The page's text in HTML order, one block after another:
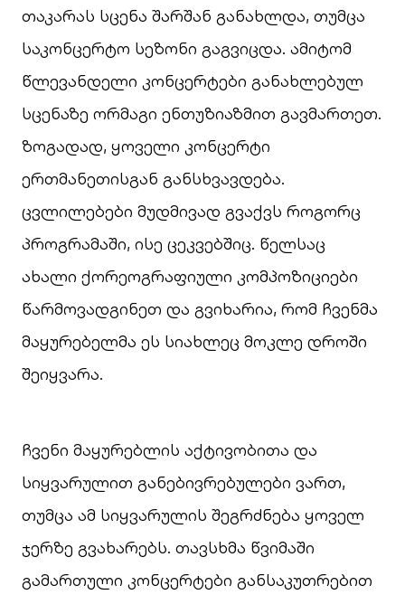
თაკარას სცენა შარშან განახლდა, თუმცა
საკონცერტო სეზონი გაგვიცდა. ამიტომ
წლევანდელი კონცერტები განახლებულ
სცენაზე ორმაგი ენთუზიაზმით გავმართეთ.
ზოგადად, ყოველი კონცერტი
ერთმანეთისგან განსხვავდება.
ცვლილებები მუდმივად გვაქვს როგორც
პროგრამაში, ისე ცეკვებშიც. წელსაც
ახალი ქორეოგრაფიული კომპოზიციები
წარმოვადგინეთ და გვიხარია, რომ ჩვენმა
მაყურებელმა ეს სიახლეც მოკლე დროში
შეიყვარა.
ჩვენი მაყურებლის აქტივობითა და
სიყვარულით განებივრებულები ვართ,
თუმცა ამ სიყვარულის შეგრძნება ყოველ
ჯერზე გვახარებს. თავსხმა წვიმაში
გამართული კონცერტები განსაკუთრებით